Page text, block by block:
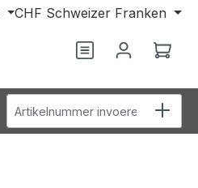
CHF Schweizer Franken
Je hebt 0 items
Artikelnummer invoeren